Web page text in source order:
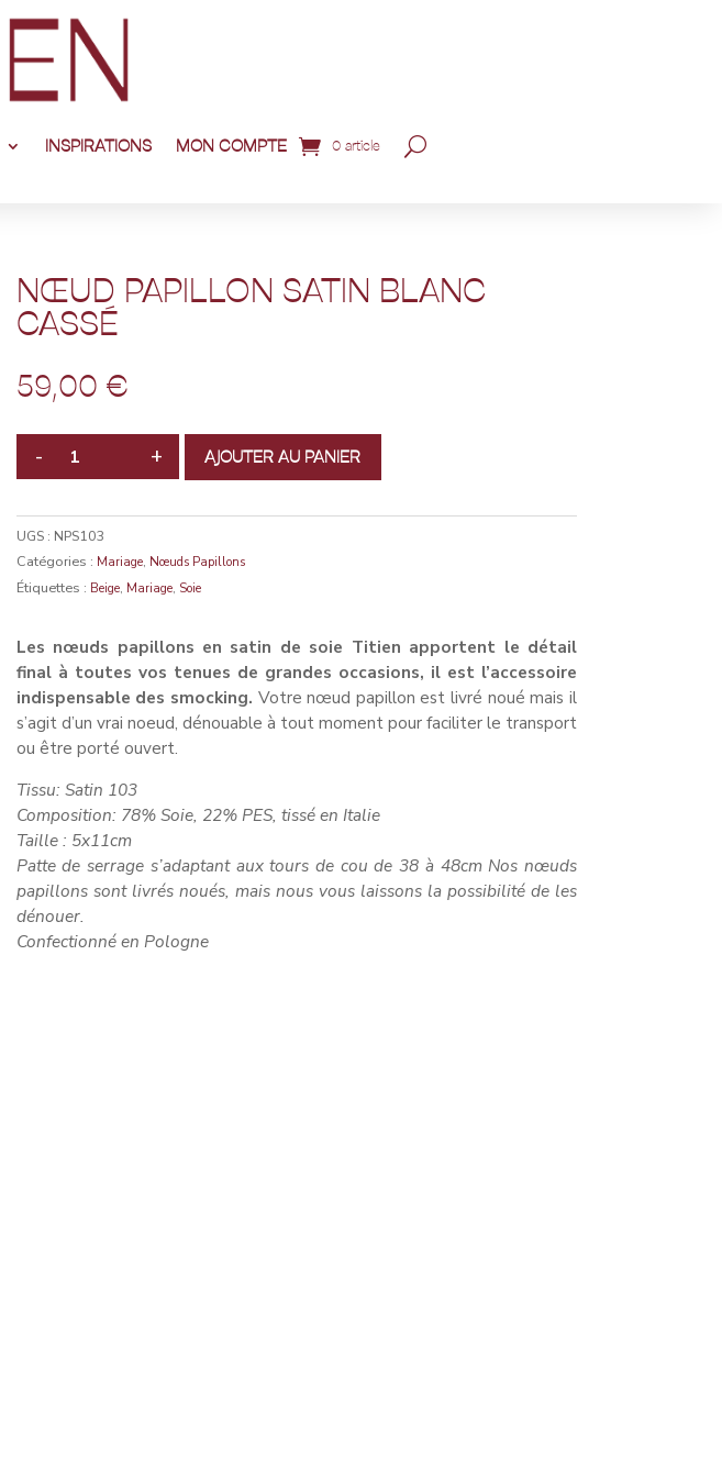
INSPIRATIONS MON COMPTE 0 article
NŒUD PAPILLON SATIN BLANC
CASSÉ
59,00 €
QUANTITÉ
- + AJOUTER AU PANIER
UGS : NPS103
Catégories : Mariage, Nœuds Papillons
Étiquettes : Beige, Mariage, Soie
Les nœuds papillons en satin de soie Titien apportent le détail
final à toutes vos tenues de grandes occasions, il est l’accessoire
indispensable des smocking. Votre nœud papillon est livré noué mais il
s’agit d’un vrai noeud, dénouable à tout moment pour faciliter le transport
ou être porté ouvert.
Tissu: Satin 103
Composition: 78% Soie, 22% PES, tissé en Italie
Taille : 5x11cm
Patte de serrage s’adaptant aux tours de cou de 38 à 48cm Nos nœuds
papillons sont livrés noués, mais nous vous laissons la possibilité de les
dénouer.
Confectionné en Pologne